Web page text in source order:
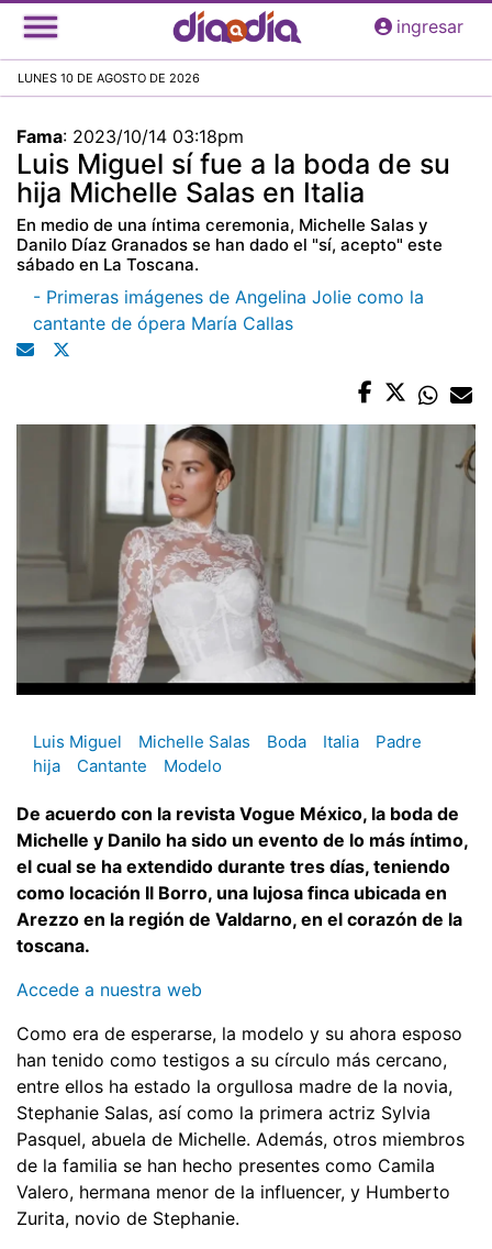
Pasar
al
principal
ingresar
LUNES 10 DE AGOSTO DE 2026
Fama: 2023/10/14 03:18pm
Luis Miguel sí fue a la boda de su
hija Michelle Salas en Italia
En medio de una íntima ceremonia, Michelle Salas y
Danilo Díaz Granados se han dado el "sí, acepto" este
sábado en La Toscana.
- Primeras imágenes de Angelina Jolie como la
cantante de ópera María Callas
Luis Miguel Michelle Salas Boda Italia
Padre
hija
Cantante Modelo
De acuerdo con la revista Vogue México, la boda de
Michelle y Danilo ha sido un evento de lo más íntimo,
el cual se ha extendido durante tres días, teniendo
como locación Il Borro, una lujosa finca ubicada en
Arezzo en la región de Valdarno, en el corazón de la
toscana.
Accede a nuestra web
Como era de esperarse, la modelo y su ahora esposo
han tenido como testigos a su círculo más cercano,
entre ellos ha estado la orgullosa madre de la novia,
Stephanie Salas, así como la primera actriz Sylvia
Pasquel, abuela de Michelle. Además, otros miembros
de la familia se han hecho presentes como Camila
Valero, hermana menor de la influencer, y Humberto
Zurita, novio de Stephanie.